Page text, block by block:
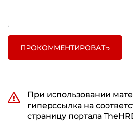
ПРОКОММЕНТИРОВАТЬ
При использовании
гиперссылка на
страницу портала